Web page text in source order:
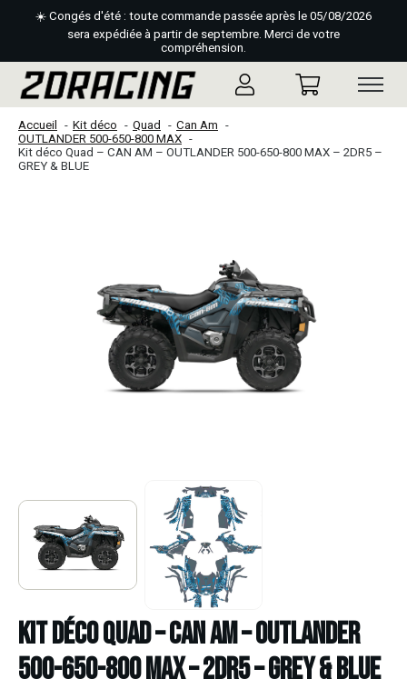
☀️ Congés d'été : toute commande passée après le 05/08/2026
sera expédiée à partir de septembre. Merci de votre
compréhension.
Accueil Kit déco Quad
Can Am
OUTLANDER 500-650-800 MAX
Kit déco Quad – CAN AM – OUTLANDER 500-650-800 MAX – 2DR5 –
GREY & BLUE
Kit déco Quad – CAN AM – OUTLANDER
500-650-800 MAX – 2DR5 – GREY & BLUE